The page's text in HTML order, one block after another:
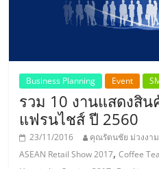
รน
ไชส์,
รวม
Business Planning Event
รวม 10 งานแสดงสิน
แฟรนไชส์ ปี 2560
23/11/2016 คุณรัตนชัย ม่วงงาม
ASEAN Retail Show 2017,Coffee